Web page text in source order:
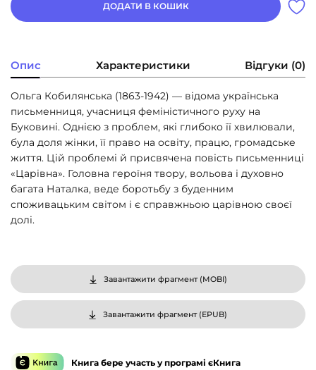
ДОДАТИ В КОШИК
Опис Характеристики Відгуки (0)
Ольга Кобилянська (1863-1942) — відома українська
письменниця, учасниця феміністичного руху на
Буковині. Однією з проблем, які глибоко її хвилювали,
була доля жінки, її право на освіту, працю, громадське
життя. Цій проблемі й присвячена повість письменниці
«Царівна». Головна героїня твору, вольова і духовно
багата Наталка, веде боротьбу з буденним
споживацьким світом і є справжньою царівною своєї
долі.
Завантажити фрагмент (MOBI)
Завантажити фрагмент (EPUB)
Книга бере участь у програмі єКнига